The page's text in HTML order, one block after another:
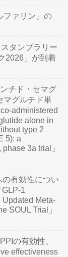
ファリン」の
タンプラリー
2026」が到着
チド・セマグ
マグルチド単
administered
alone in
type 2
5): a
3a trial」
有効性につい
1
Updated Meta-
SOUL Trial」
の有効性、
effectiveness